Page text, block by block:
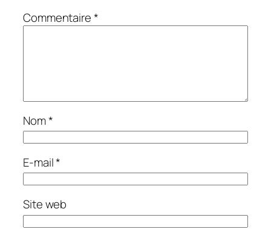
Commentaire*
Nom*
E-mail*
Site web